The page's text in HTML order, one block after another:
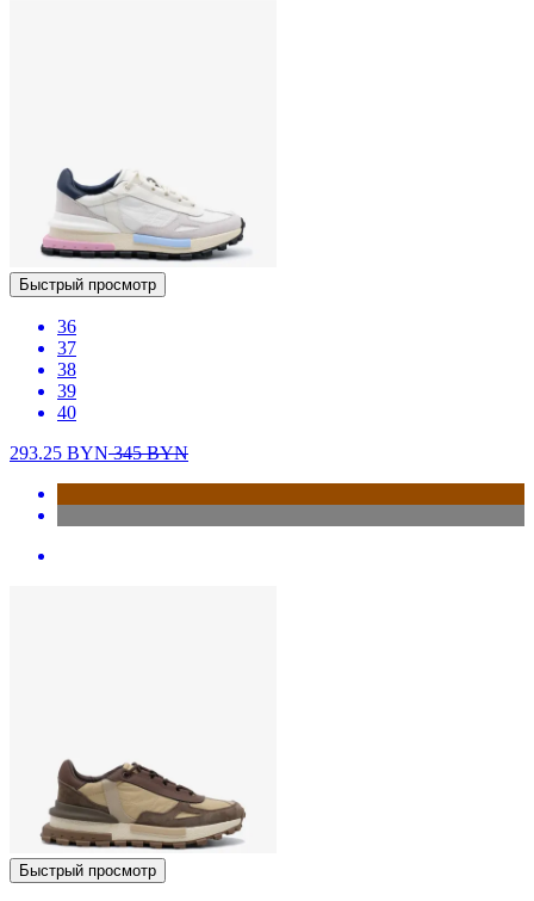
Быстрый просмотр
36
37
38
39
40
293.25 BYN345BYN
Быстрый просмотр